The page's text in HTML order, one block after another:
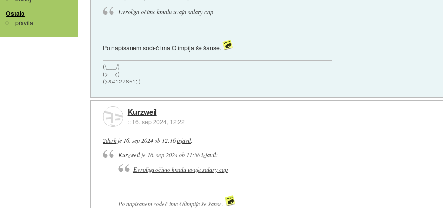
Ostalo
pravila
Evroliga očitno kmalu uvaja salary cap
Po napisanem sodeč ima Olimpija še šanse.
(\___/)
(> _ <)
(>&#127851; )
Kurzweil
:: 16. sep 2024, 12:22
2darkje 16. sep 2024 ob 12:16 izjavil:
Kurzweilje 16. sep 2024 ob 11:56 izjavil:
Evroliga očitno kmalu uvaja salary cap
Po napisanem sodeč ima Olimpija še šanse.